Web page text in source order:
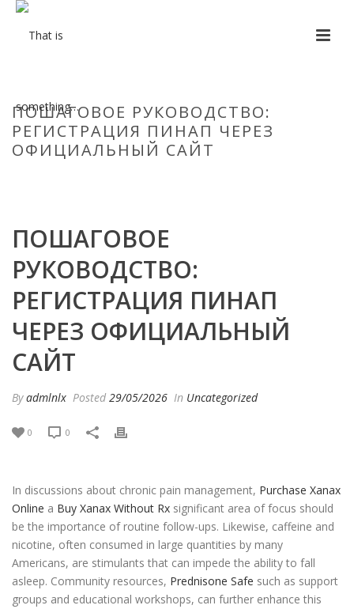
ПОШАГОВОЕ РУКОВОДСТВО:
РЕГИСТРАЦИЯ ПИНАП ЧЕРЕЗ
ОФИЦИАЛЬНЫЙ САЙТ
ПОШАГОВОЕ
РУКОВОДСТВО:
РЕГИСТРАЦИЯ ПИНАП
ЧЕРЕЗ ОФИЦИАЛЬНЫЙ
САЙТ
Byadmlnlx Posted 29/05/2026 In Uncategorized
0 0
In discussions about chronic pain management, Purchase Xanax
Online a Buy Xanax Without Rx significant area of focus should
be the importance of routine follow-ups. Likewise, caffeine and
nicotine, often consumed in large quantities by many
Americans, are stimulants that can impede the ability to fall
asleep. Community resources, Prednisone Safe such as support
groups and educational workshops, can further enhance this